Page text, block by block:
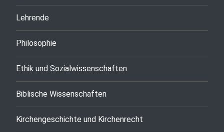
Lehrende
Philosophie
Ethik und Sozialwissenschaften
Biblische Wissenschaften
Kirchengeschichte und Kirchenrecht